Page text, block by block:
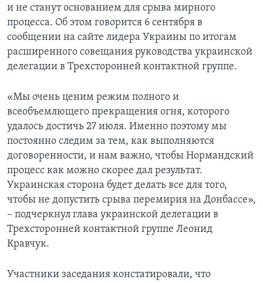
и не станут основанием для срыва мирного
процесса. Об этом говорится 6 сентября в
сообщении на сайте лидера Украины по итогам
расширенного совещания руководства украинской
делегации в Трехсторонней контактной группе.
«Мы очень ценим режим полного и
всеобъемлющего прекращения огня, которого
удалось достичь 27 июля. Именно поэтому мы
постоянно следим за тем, как выполняются
договоренности, и нам важно, чтобы Нормандский
процесс как можно скорее дал результат.
Украинская сторона будет делать все для того,
чтобы не допустить срыва перемирия на Донбассе»,
– подчеркнул глава украинской делегации в
Трехсторонней контактной группе Леонид
Кравчук.
Участники заседания констатировали, что